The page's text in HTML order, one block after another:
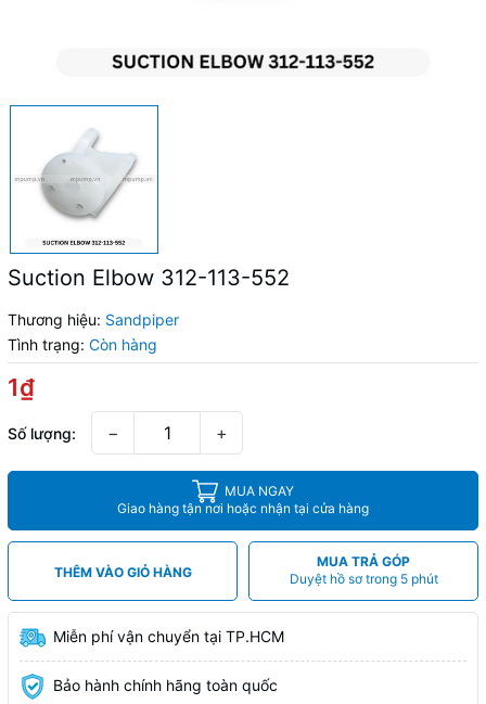
Suction Elbow 312-113-552
Thương hiệu: Sandpiper
Tình trạng: Còn hàng
1₫
Số lượng: − +
MUA NGAY
Giao hàng tận nơi hoặc nhận tại cửa hàng
THÊM VÀO GIỎ HÀNG
MUA TRẢ GÓP
Duyệt hồ sơ trong 5 phút
Miễn phí vận chuyển tại TP.HCM
Bảo hành chính hãng toàn quốc